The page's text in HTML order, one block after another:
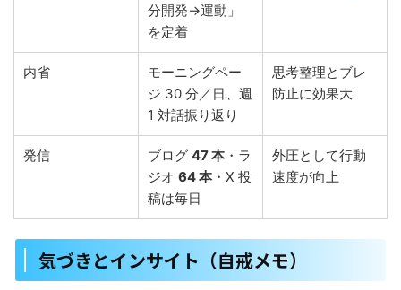
分開発→運動」
を定着
内省
モーニングペー
ジ 30 分／日、週
1 対話振り返り
思考整理とブレ
防止に効果大
発信 ブログ 47 本・ラ
ジオ 64 本・X 投
稿は毎日
外圧として行動
速度が向上
気づきとインサイト（自戒メモ）